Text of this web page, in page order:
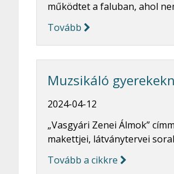
működtet a faluban, ahol
Tovább
Muzsikáló
2024-04-12
„Vasgyári Zenei Álmok”
makettjei, látványtervei
Tovább a cikkre